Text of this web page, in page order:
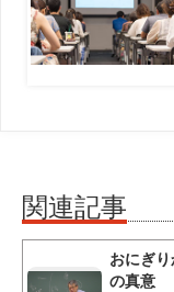
関連記事
おにぎ
の真意